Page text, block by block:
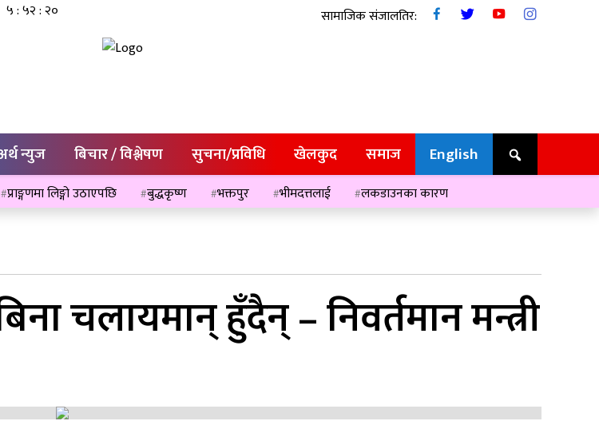
५ : ५२ : २० सामाजिक संजालतिर:
न्युज बिचार / विश्लेषण सुचना/प्रविधि खेलकुद समाज English
प्राङ्गणमा लिङ्गो उठाएपछि बुद्धकृष्ण भक्तपुर भीमदत्तलाई
लकडाउनका कारण
चलायमान् हुँदैन् – निवर्तमान मन्त्री